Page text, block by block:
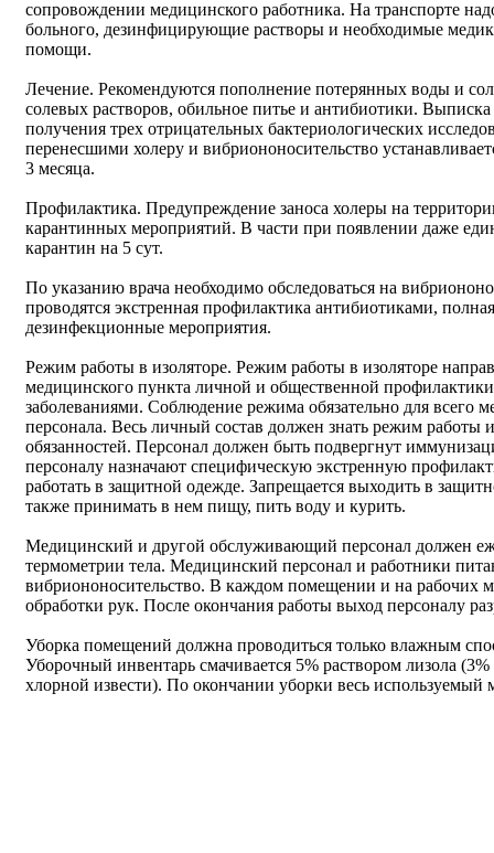
сопровождении медицинского работника. На транспорте
больного, дезинфицирующие растворы и необходимые
помощи.
Лечение. Рекомендуются пополнение потерянных воды и
солевых растворов, обильное питье и антибиотики. Выписка
получения трех отрицательных бактериологических
перенесшими холеру и вибриононосительство
3 месяца.
Профилактика. Предупреждение заноса холеры на
карантинных мероприятий. В части при появлении даже
карантин на 5 сут.
По указанию врача необходимо обследоваться на
проводятся экстренная профилактика антибиотиками,
дезинфекционные мероприятия.
Режим работы в изоляторе. Режим работы в изоляторе
медицинского пункта личной и общественной
заболеваниями. Соблюдение режима обязательно для всего
персонала. Весь личный состав должен знать режим
обязанностей. Персонал должен быть подвергнут
персоналу назначают специфическую экстренную
работать в защитной одежде. Запрещается выходить в
также принимать в нем пищу, пить воду и курить.
Медицинский и другой обслуживающий персонал должен
термометрии тела. Медицинский персонал и работники
вибриононосительство. В каждом помещении и на рабочих
обработки рук. После окончания работы выход персоналу
Уборка помещений должна проводиться только влажным
Уборочный инвентарь смачивается 5% раствором лизола
хлорной извести). По окончании уборки весь используемый